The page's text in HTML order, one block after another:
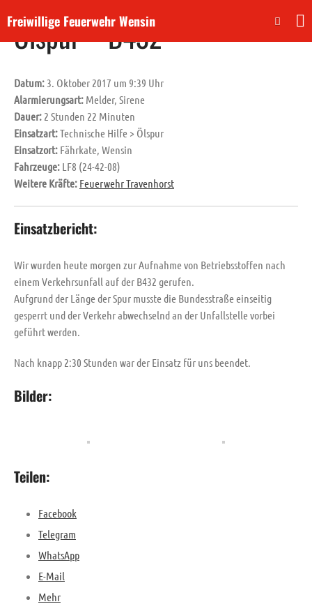
Unser ehemaliges Fahrzeug
Unser Gerätehaus
Absetzen eines Notrufs
10:52
Freiwillige Feuerwehr Wensin
Ölspur – B432
Datum: 3. Oktober 2017 um 9:39 Uhr
Alarmierungsart: Melder, Sirene
Dauer: 2 Stunden 22 Minuten
Einsatzart:Technische Hilfe > Ölspur
Einsatzort: Fährkate, Wensin
Fahrzeuge: LF8 (24-42-08)
Weitere Kräfte: Feuerwehr Travenhorst
Einsatzbericht:
Wir wurden heute morgen zur Aufnahme von Betriebsstoffen nach
einem Verkehrsunfall auf der B432 gerufen.
Aufgrund der Länge der Spur musste die Bundesstraße einseitig
gesperrt und der Verkehr abwechselnd an der Unfallstelle vorbei
geführt werden.
Nach knapp 2:30 Stunden war der Einsatz für uns beendet.
Bilder:
Teilen:
Facebook
Telegram
WhatsApp
E-Mail
Mehr